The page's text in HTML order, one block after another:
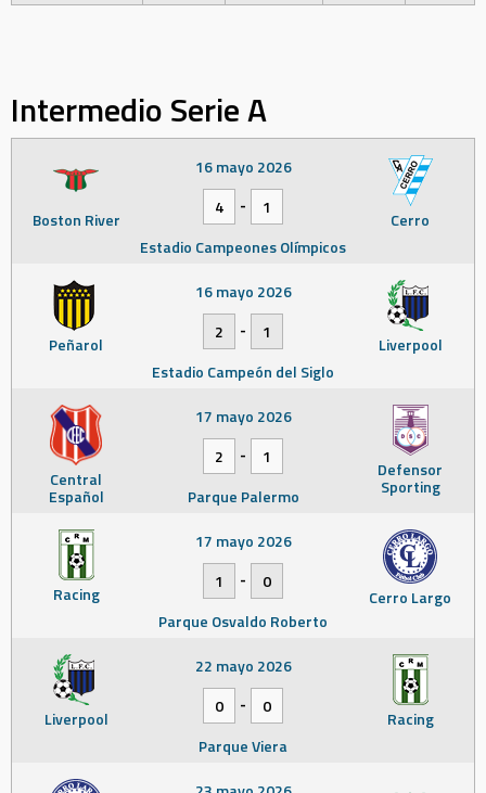
Intermedio Serie A
Boston River Cerro
16 mayo 2026
4
-
1
Estadio Campeones Olímpicos
Peñarol Liverpool
16 mayo 2026
2
-
1
Estadio Campeón del Siglo
Central
Español
Defensor
Sporting
17 mayo 2026
2
-
1
Parque Palermo
Racing Cerro Largo
17 mayo 2026
1
-
0
Parque Osvaldo Roberto
Liverpool Racing
22 mayo 2026
0
-
0
Parque Viera